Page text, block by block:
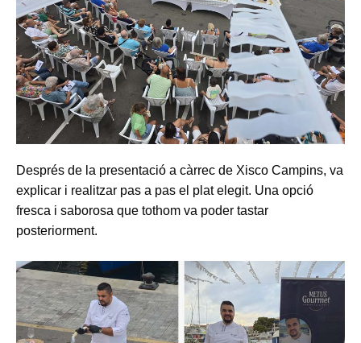
Després de la presentació a càrrec de Xisco Campins, va
explicar i realitzar pas a pas el plat elegit. Una opció
fresca i saborosa que tothom va poder tastar
posteriorment.